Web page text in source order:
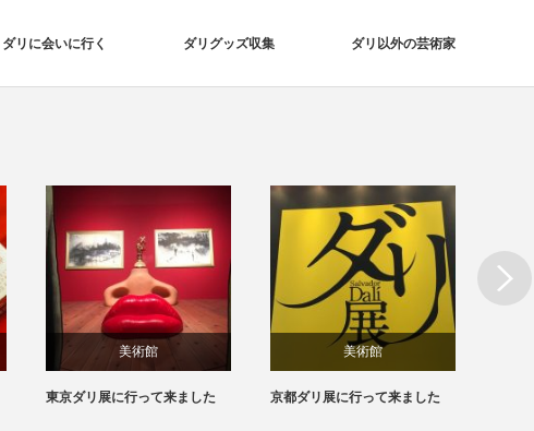
ダリに会いに行く ダリグッズ収集 ダリ以外の芸術家
美術館
東京ダリ展に行って来ました
美術館
京都ダリ展に行って来ました
Next